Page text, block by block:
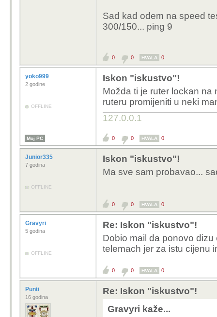
Sad kad odem na speed
300/150... ping 9
0 0 HVALA 0
yoko999
2 godine
OFFLINE
Iskon "iskustvo"!
Možda ti je ruter lockan
ruteru promijeniti u neki
127.0.0.1
Moj PC 0 0 HVALA 0
Junior335
7 godina
OFFLINE
Iskon "iskustvo"!
Ma sve sam probavao...
0 0 HVALA 0
Gravyri
5 godina
OFFLINE
Re: Iskon "iskustvo"!
Dobio mail da ponovo
telemach jer za istu cijenu
0 0 HVALA 0
Punti
16 godina
Re: Iskon "iskustvo"!
Gravyri kaže...